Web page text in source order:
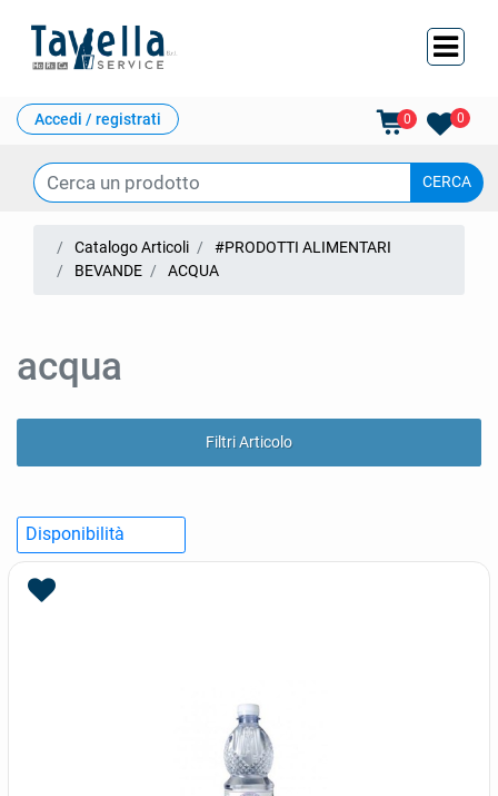
Accedi / registrati 0 0
Catalogo Articoli
#PRODOTTI ALIMENTARI
BEVANDE
ACQUA
acqua
Filtri Articolo